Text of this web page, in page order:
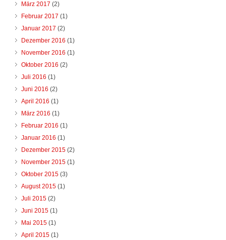
März 2017 (2)
Februar 2017 (1)
Januar 2017 (2)
Dezember 2016 (1)
November 2016 (1)
Oktober 2016 (2)
Juli 2016 (1)
Juni 2016 (2)
April 2016 (1)
März 2016 (1)
Februar 2016 (1)
Januar 2016 (1)
Dezember 2015 (2)
November 2015 (1)
Oktober 2015 (3)
August 2015 (1)
Juli 2015 (2)
Juni 2015 (1)
Mai 2015 (1)
April 2015 (1)